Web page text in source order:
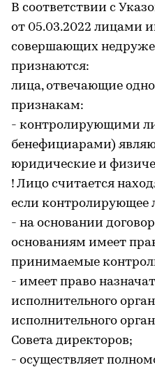
В соответствии с
от 05.03.2022 лицами
совершающих
признаются:
лица, отвечающие
признакам:
- контролирующими
бенефициарами)
юридические и
! Лицо считается
если контролирующее
- на основании
основаниям имеет
принимаемые
- имеет право
исполнительного
исполнительного
Совета директоров;
- осуществляет